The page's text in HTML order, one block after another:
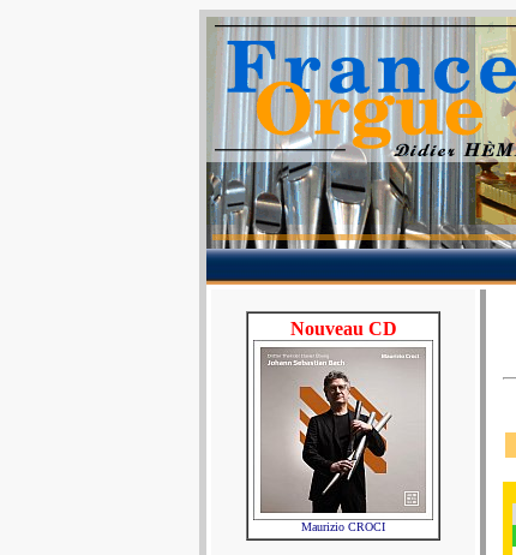
Nouveau CD
Maurizio CROCI